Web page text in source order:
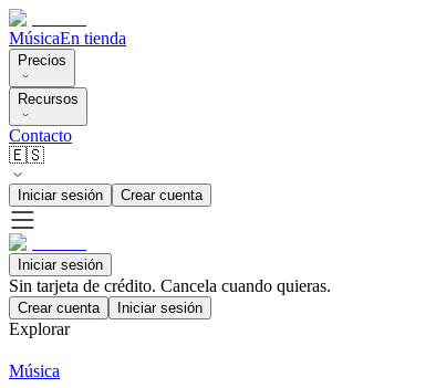
MúsicaEn tienda
Precios
Recursos
Contacto
🇪🇸
Iniciar sesión Crear cuenta
Iniciar sesión
Sin tarjeta de crédito. Cancela cuando quieras.
Crear cuenta Iniciar sesión
Explorar
Música